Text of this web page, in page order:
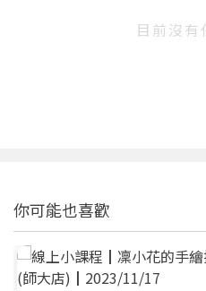
目前沒有
你可能也喜歡